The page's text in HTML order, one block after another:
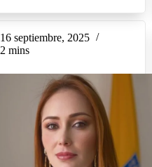
16 septiembre, 2025
2 mins